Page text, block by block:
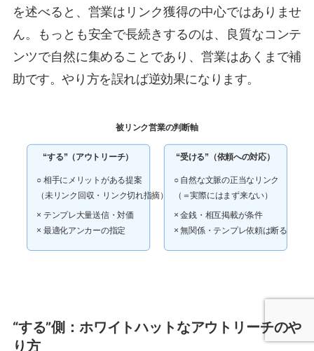
を述べると、営業はリンク獲得の中心ではありませ
ん。もっとも安全で長続きするのは、良質なコンテ
ンツで自然に集めることであり、営業はあくまで補
助です。やり方を誤れば逆効果になります。
被リンク営業の判断軸
“する”（アウトリーチ）
○ 相手にメリットがある提案
（未リンク回収・リンク切れ指摘）
× テンプレ大量送信・対価
× 最適化アンカーの指定
“受ける”（依頼への対応）
○ 自然な文脈の正当なリンク
（＝実際にはまず来ない）
× 金銭・相互掲載が条件
× 無関係・テンプレ依頼は断る
“する”側：ホワイトハットなアウトリーチのや
り方